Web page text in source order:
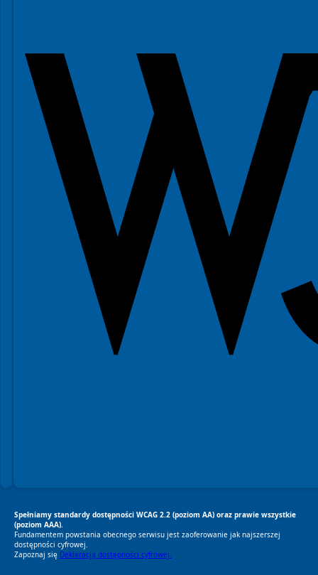
Spełniamy standardy dostępności WCAG 2.2 (poziom AA) oraz prawie wszystkie
(poziom AAA).
Fundamentem powstania obecnego serwisu jest zaoferowanie jak najszerszej
dostępności cyfrowej.
Zapoznaj się Deklaracją dostępności cyfrowej.